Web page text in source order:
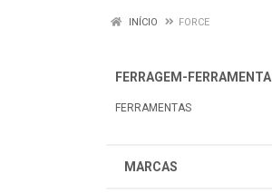
INÍCIO FORCE
FERRAGEM-FERRAMENTA
FERRAMENTAS
MARCAS